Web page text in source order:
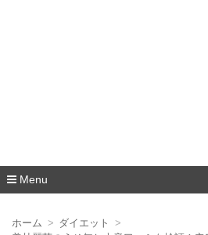
Menu
ホーム
ダイエット